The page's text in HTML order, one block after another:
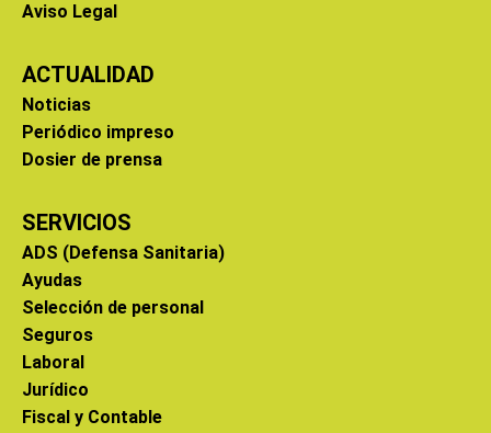
Aviso Legal
ACTUALIDAD
Noticias
Periódico impreso
Dosier de prensa
SERVICIOS
ADS (Defensa Sanitaria)
Ayudas
Selección de personal
Seguros
Laboral
Jurídico
Fiscal y Contable